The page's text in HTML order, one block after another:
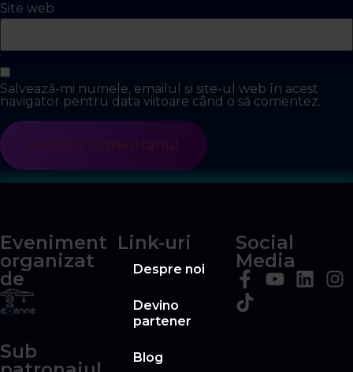
Site web
Salvează-mi numele, emailul și site-ul web în acest
navigator pentru data viitoare când o să comentez.
Eveniment
organizat
de
Sub
Link-uri
Despre noi
Devino
partener
Blog
Social
Media